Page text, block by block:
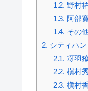
1.2. 野村
1.3. 阿部
1.4. その
2. シティハ
2.1. 冴羽
2.2. 槇村
2.3. 槇村